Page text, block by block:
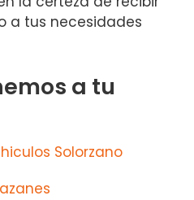
a tus necesidades
a tu
Solorzano